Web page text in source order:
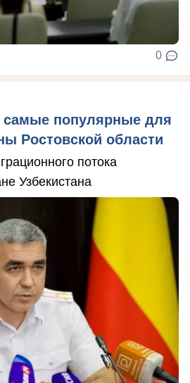
0
самые популярные для
Ростовской области
потока
Узбекистана